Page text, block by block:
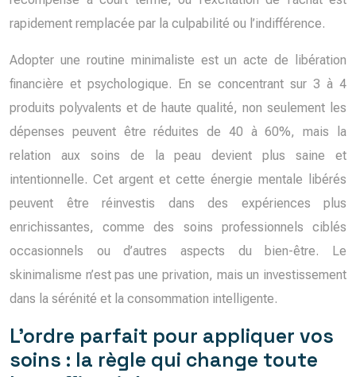
rapidement remplacée par la culpabilité ou l’indifférence.
Adopter une routine minimaliste est un acte de libération
financière et psychologique. En se concentrant sur 3 à 4
produits polyvalents et de haute qualité, non seulement les
dépenses peuvent être réduites de 40 à 60%, mais la
relation aux soins de la peau devient plus saine et
intentionnelle. Cet argent et cette énergie mentale libérés
peuvent être réinvestis dans des expériences plus
enrichissantes, comme des soins professionnels ciblés
occasionnels ou d’autres aspects du bien-être. Le
skinimalisme n’est pas une privation, mais un investissement
dans la sérénité et la consommation intelligente.
L’ordre parfait pour appliquer vos
soins : la règle qui change toute